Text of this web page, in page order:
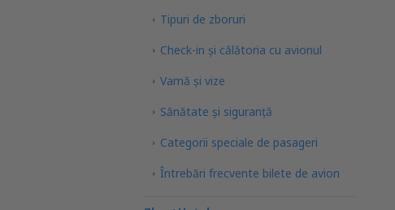
Tipuri de zboruri
Check-in și călătoria cu avionul
Vamă și vize
Sănătate și siguranță
Categorii speciale de pasageri
Întrebări frecvente bilete de avion